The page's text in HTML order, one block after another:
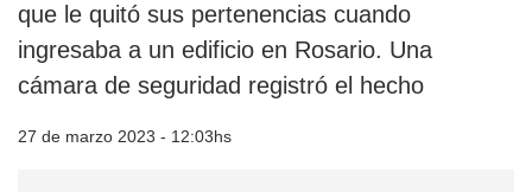
que le quitó sus pertenencias cuando
ingresaba a un edificio en Rosario. Una
cámara de seguridad registró el hecho
27 de marzo 2023 - 12:03hs